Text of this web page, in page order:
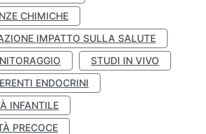
CHIMICHE
IMPATTO SULLA SALUTE
STUDI IN VIVO
ENDOCRINI
INFANTILE
PRECOCE